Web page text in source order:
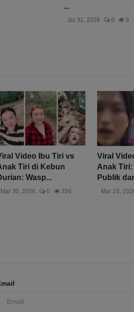
...
Jul 31, 2026 0 9
Video Ibu Tiri vs
Tiri di Kebun
Wasp...
Mar 30, 2026 0 356
Viral
Anak
Publik
Mar 23,